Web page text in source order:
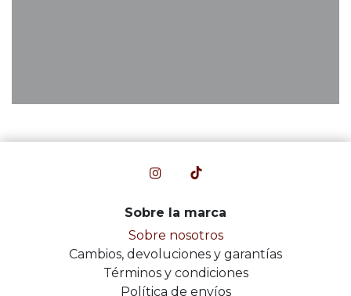
Sobre la marca
Sobre nosotros
Cambios, devoluciones y garantías
Términos y condiciones
Política de envíos